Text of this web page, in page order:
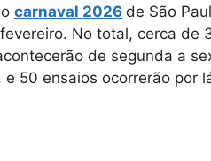
carnaval 2026 de São
No total, cerca de
de segunda a
e 50 ensaios ocorrerão por